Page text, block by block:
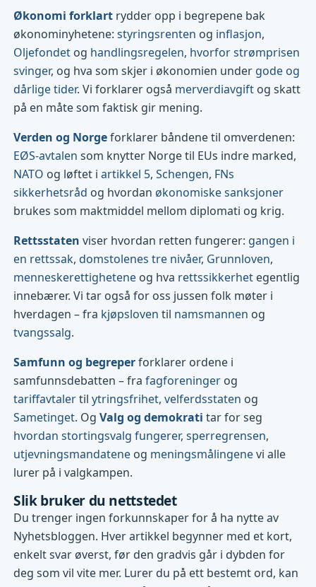
Økonomi forklart rydder opp i begrepene bak
økonominyhetene:styringsrenten og inflasjon,
Oljefondet og handlingsregelen, hvorfor strømprisen
svinger, og hva som skjer i økonomien under gode og
dårlige tider. Vi forklarer også merverdiavgift og skatt
på en måte som faktisk gir mening.
Verden og Norgeforklarer båndene til omverdenen:
EØS-avtalen som knytter Norge til EUs indre marked,
NATO og løftet iartikkel 5,Schengen, FNs
sikkerhetsråd og hvordan økonomiske sanksjoner
brukes som maktmiddel mellom diplomati og krig.
Rettsstaten viser hvordan retten fungerer: gangen i
en rettssak,domstolenes tre nivåer, Grunnloven,
menneskerettighetene og hva rettssikkerhet egentlig
innebærer. Vi tar også for oss jussen folk møter i
hverdagen – fra kjøpsloven til namsmannen og
tvangssalg.
Samfunn og begreperforklarer ordene i
samfunnsdebatten – frafagforeninger og
tariffavtalertilytringsfrihet,velferdsstaten og
Sametinget. OgValg og demokrati tar for seg
hvordan stortingsvalg fungerer,sperregrensen,
utjevningsmandatene og meningsmålingenevi alle
lurer på i valgkampen.
Slik bruker du nettstedet
Du trenger ingen forkunnskaper for å ha nytte av
Nyhetsbloggen. Hver artikkel begynner med et kort,
enkelt svar øverst, før den gradvis går i dybden for
deg som vil vite mer. Lurer du på ett bestemt ord, kan